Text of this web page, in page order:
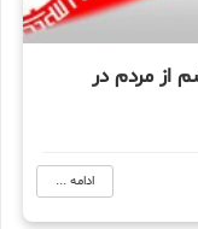
از مردم در
ادامه ...